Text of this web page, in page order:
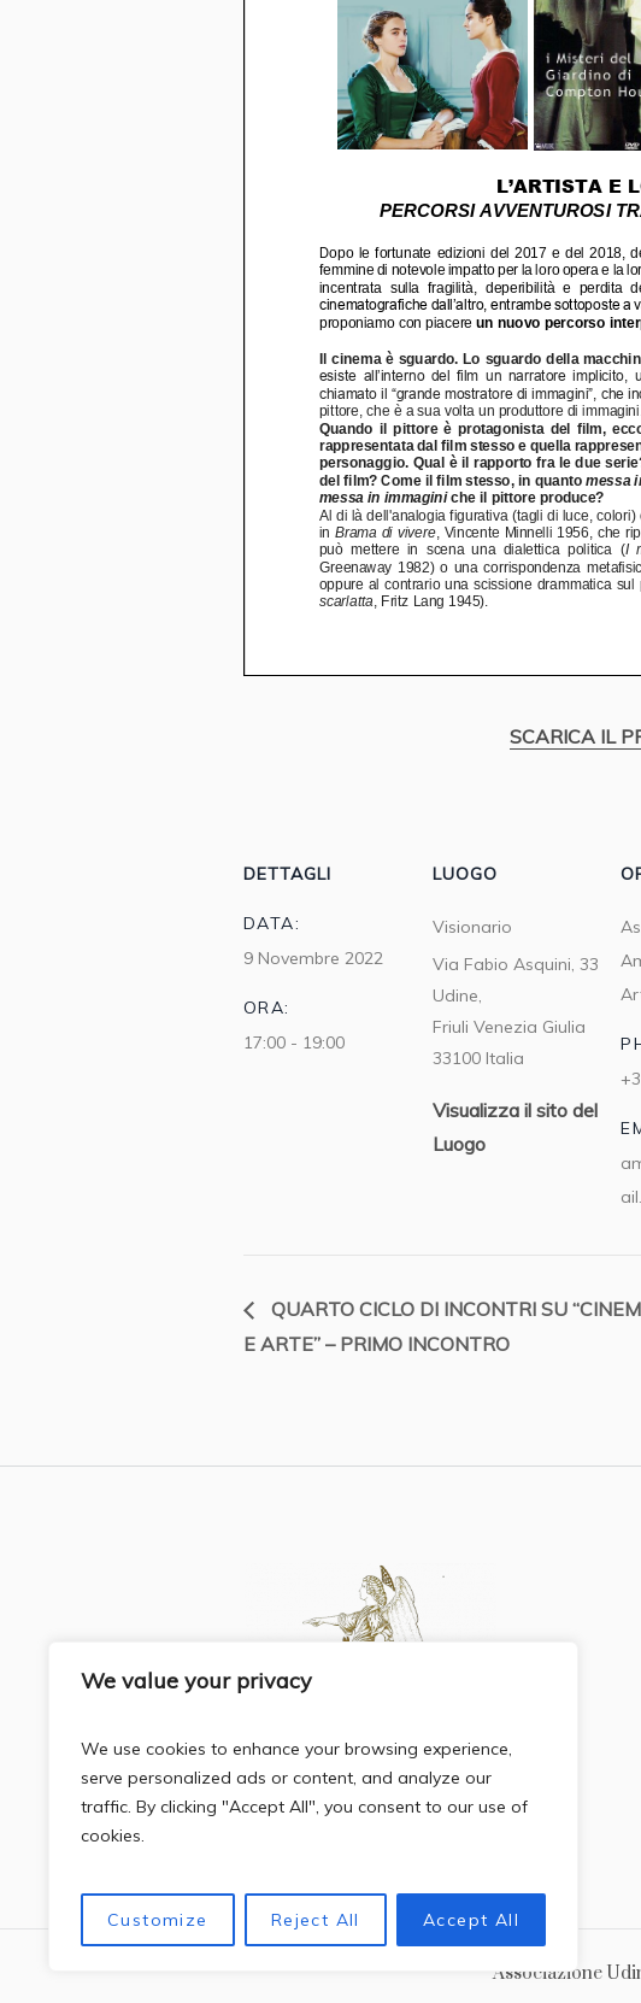
We value your privacy
We use cookies to enhance your browsing experience,
serve personalized ads or content, and analyze our
traffic. By clicking "Accept All", you consent to our use of
cookies.
Customize Reject All Accept All
SCARICA IL
DETTAGLI
DATA:
9 Novembre 2022
ORA:
17:00 - 19:00
LUOGO
Visionario
Via Fabio Asquini, 33
Udine,
Friuli Venezia Giulia
33100 Italia
Visualizza il sito del
Luogo
QUARTO CICLO DI INCONTRI SU
E ARTE” – PRIMO INCONTRO
Associazione